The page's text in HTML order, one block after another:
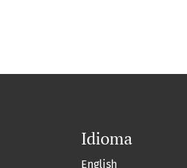
Idioma
English